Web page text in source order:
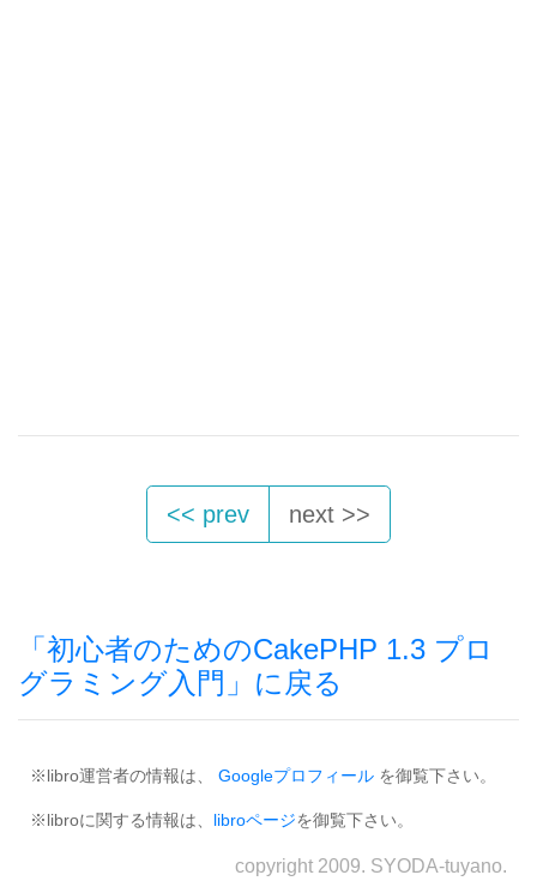
<< prev next >>
「初心者のためのCakePHP 1.3 プロ
グラミング入門」に戻る
※libro運営者の情報は、 Googleプロフィール を御覧下さい。
※libroに関する情報は、 libroページを御覧下さい。
copyright 2009. SYODA-tuyano.